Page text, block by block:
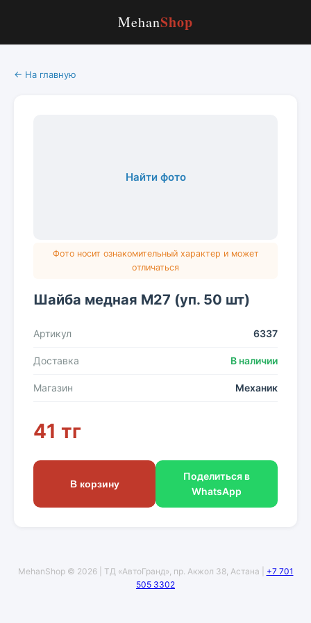
MehanShop
← На главную
Найти фото
Фото носит ознакомительный характер и может
отличаться
Шайба медная М27 (уп. 50 шт)
Артикул 6337
Доставка В наличии
Магазин Механик
41 тг
В корзину
Поделиться в
WhatsApp
MehanShop © 2026 | ТД «АвтоГранд», пр. Акжол 38, Астана | +7 701
505 3302